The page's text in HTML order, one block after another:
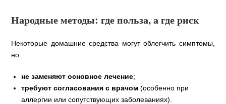
Народные методы: где польза, а где риск
Некоторые домашние средства могут облегчить симптомы,
но:
не заменяют основное лечение;
требуют согласования с врачом (особенно при
аллергии или сопутствующих заболеваниях).